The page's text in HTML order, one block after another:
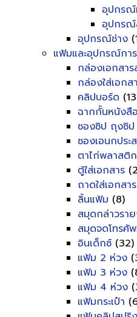
อุปกรณ์
อุปกรณ์
อุปกรณ์ช่าง
แฟ้มและอุปกรณ์กา
กล่องเอกสาร
กล่องใส่เอก
คลิปบอร์ด
ฉากกั้นหนังสือ
ซองซิป ถุงซิป
ซองเอนกประ
ตาไก่พลาสติก
ตู้ใส่เอกสาร
ถาดใส่เอกสา
ลิ้นแฟ้ม (8)
สมุดกล่าวรา
สมุดจดโทรศั
อินเด็กซ์ (32)
แฟ้ม 2 ห่วง
แฟ้ม 3 ห่วง
แฟ้ม 4 ห่วง
แฟ้มกระเป๋า